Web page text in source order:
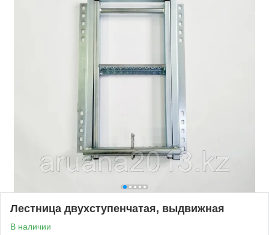
Лестница двухступенчатая, выдвижная
В наличии